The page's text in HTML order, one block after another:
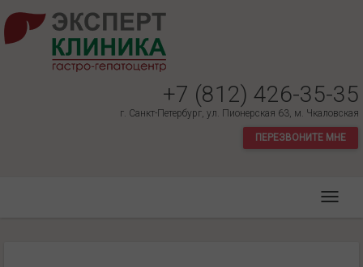
+7 (812) 426-35-35
г. Санкт-Петербург, ул. Пионерская 63, м. Чкаловская
ПЕРЕЗВОНИТЕ МНЕ